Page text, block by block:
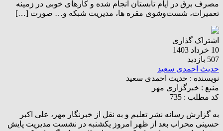
مصرف برق در ایام تابستان انجام شده و کارهای خوبی در زمینه
تعمیرات، شست‌وشوی مقره ها، مدیریت شبکه و… صورت […]
اشتراک گذاری
10 خرداد 1403
507 بازدید
حدیث احمدی سعید
نویسنده : حدیث احمدی سعید
منبع : خبرگزاری مهر
کد مطلب : 735
به گزارش رسانه نشر تعلیم و به نقل از خبرنگار مهر، علی اکبر
حسینی محراب بعد از ظهر امروز یکشنبه در نشست مدیریت پایش